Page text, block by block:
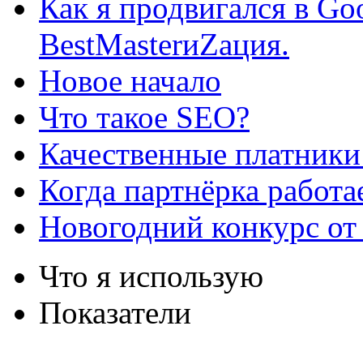
Как я продвигался в
BestMasterиZация.
Новое начало
Что такое SEO?
Качественные
Когда партнёрка
Новогодний конкурс
Что я использую
Показатели